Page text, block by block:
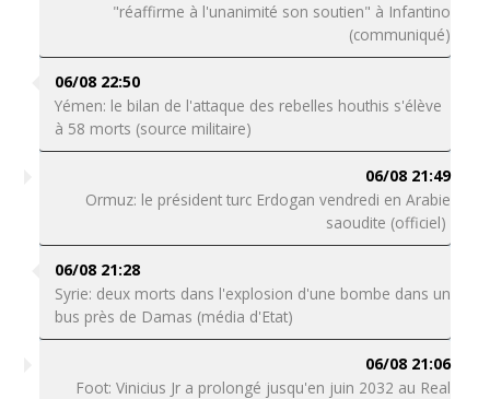
"réaffirme à l'unanimité son soutien" à Infantino
(communiqué)
06/08 22:50
Yémen: le bilan de l'attaque des rebelles houthis s'élève
à 58 morts (source militaire)
06/08 21:49
Ormuz: le président turc Erdogan vendredi en Arabie
saoudite (officiel)
06/08 21:28
Syrie: deux morts dans l'explosion d'une bombe dans un
bus près de Damas (média d'Etat)
06/08 21:06
Foot: Vinicius Jr a prolongé jusqu'en juin 2032 au Real